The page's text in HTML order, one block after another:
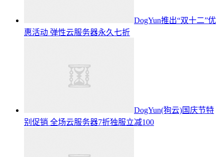
DogYun推出“双十二”优
惠活动 弹性云服务器永久七折
DogYun(狗云)国庆节特
别促销 全场云服务器7折独服立减100